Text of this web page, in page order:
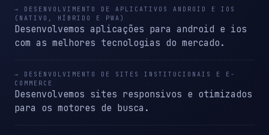
→ DESENVOLVIMENTO DE APLICATIVOS ANDROID E IOS
(NATIVO, HÍBRIDO E PWA)
Desenvolvemos aplicações para android e ios
com as melhores tecnologias do mercado.
→ DESENVOLVIMENTO DE SITES INSTITUCIONAIS E E-
COMMERCE
Desenvolvemos sites responsivos e otimizados
para os motores de busca.